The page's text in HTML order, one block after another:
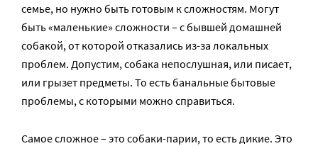
семье, но нужно быть готовым к сложностям. Могут
быть «маленькие» сложности – с бывшей домашней
собакой, от которой отказались из-за локальных
проблем. Допустим, собака непослушная, или писает,
или грызет предметы. То есть банальные бытовые
проблемы, с которыми можно справиться.
Самое сложное – это собаки-парии, то есть дикие. Это